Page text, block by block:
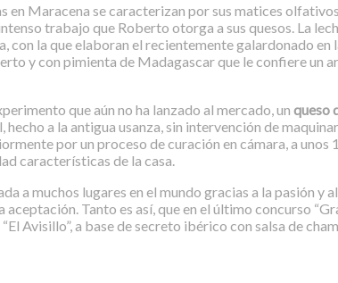
en Maracena se caracterizan por sus matices
trabajo que Roberto otorga a sus quesos. La
con la que elaboran el recientemente galardonado en
y con pimienta de Madagascar que le confiere
que aún no ha lanzado al mercado, un queso
a la antigua usanza, sin intervención de
por un proceso de curación en cámara, a
características de la casa.
a muchos lugares en el mundo gracias a la
Tanto es así, que en el último concurso
Avisillo”, a base de secreto ibérico con salsa de